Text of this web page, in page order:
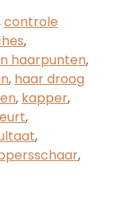
controle
,
haarpunten,
, haar droog
, kapper,
,
,
,